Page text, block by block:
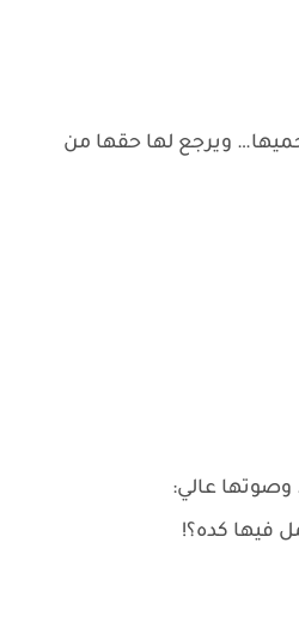
ويرجع لها حقها من
وصوتها عالي:
فيها كده؟!